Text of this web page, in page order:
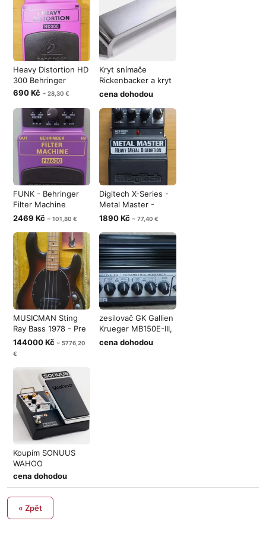
Heavy Distortion HD
300 Behringer
690 Kč ~ 28,30 €
Kryt snímače
Rickenbacker a kryt
struníku Fen
cena dohodou
FUNK - Behringer
Filter Machine
FM600
2469 Kč ~ 101,80 €
Digitech X-Series -
Metal Master -
Heavy Meta
1890 Kč ~ 77,40 €
MUSICMAN Sting
Ray Bass 1978 - Pre
Ernie Ball
144000 Kč ~ 5776,20
€
zesilovač GK Gallien
Krueger MB150E-III,
nebo
cena dohodou
Koupím SONUUS
WAHOO
cena dohodou
« Zpět